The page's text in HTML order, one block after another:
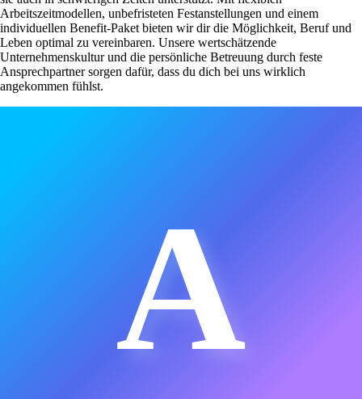
Arbeitszeitmodellen, unbefristeten Festanstellungen und einem
individuellen Benefit-Paket bieten wir dir die Möglichkeit, Beruf und
Leben optimal zu vereinbaren. Unsere wertschätzende
Unternehmenskultur und die persönliche Betreuung durch feste
Ansprechpartner sorgen dafür, dass du dich bei uns wirklich
angekommen fühlst.
A